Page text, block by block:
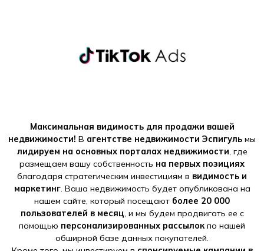
Максимальная видимость для продажи вашей
недвижимости! В агентстве недвижимости Эспигуль мы
лидируем на основных порталах недвижимости, где
размещаем вашу собственность на первых позициях
благодаря стратегическим инвестициям в видимость и
маркетинг. Ваша недвижимость будет опубликована на
нашем сайте, который посещают более 20 000
пользователей в месяц, и мы будем продвигать ее с
помощью персонализированных рассылок по нашей
обширной базе данных покупателей.